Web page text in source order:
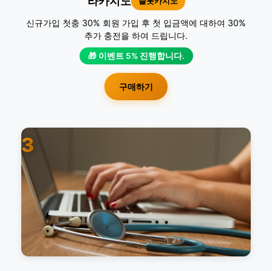
신규가입 첫충 30% 회원 가입 후 첫 입금액에 대하여 30%
추가 충전을 하여 드립니다.
🎁 이벤트 5% 진행합니다.
구매하기
3